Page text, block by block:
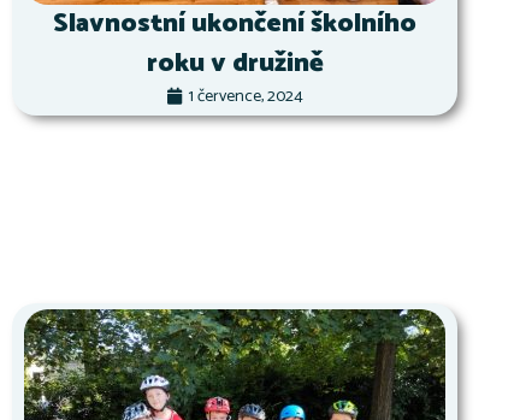
Slavnostní ukončení školního
roku v družině
1 července, 2024